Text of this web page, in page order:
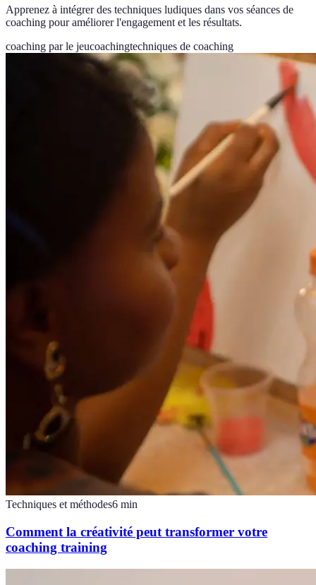
Apprenez à intégrer des techniques ludiques dans vos séances de
coaching pour améliorer l'engagement et les résultats.
coaching par le jeucoachingtechniques de coaching
Techniques et méthodes6 min
Comment la créativité peut transformer votre
coaching training